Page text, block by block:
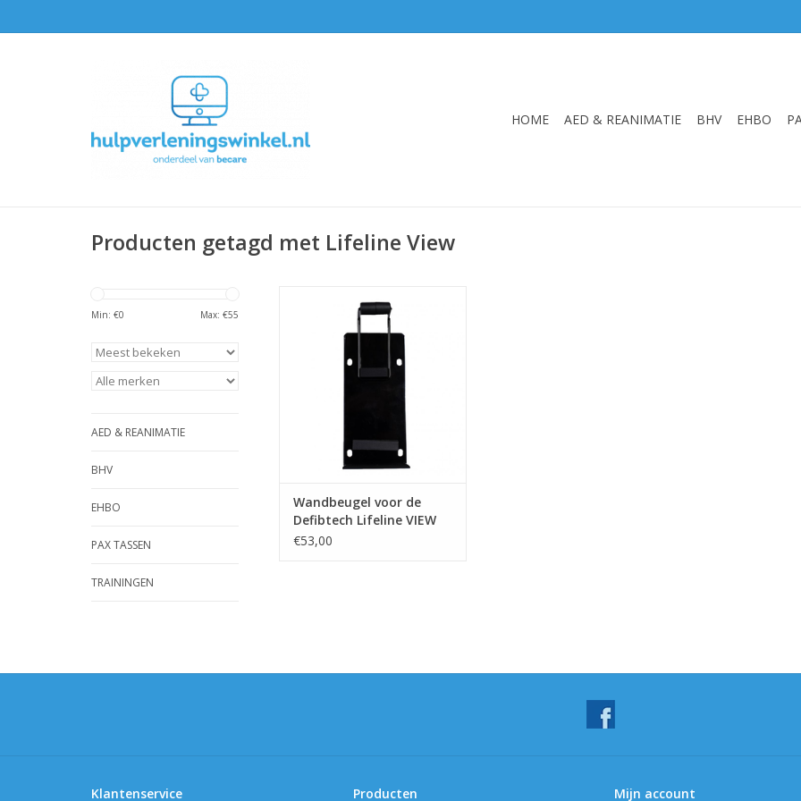
HOME AED & REANIMATIE BHV EHBO
Producten getagd met Lifeline View
Min: €0 Max: €55
AED & REANIMATIE
BHV
EHBO
PAX TASSEN
TRAININGEN
Lifeline VIEW AED
TOEVOEGEN AAN WINKELWAGEN
Wandbeugel voor de
Defibtech Lifeline VIEW
AED
€53,00
Klantenservice Producten Mijn account